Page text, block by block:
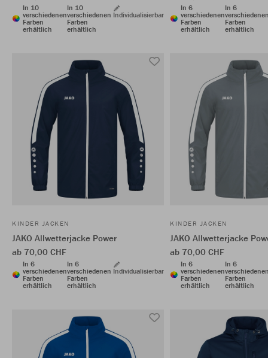
In 10
verschiedenen
Farben
erhältlich
In 10
verschiedenen
Farben
erhältlich
Individualisierbar
In 6
verschiedenen
Farben
erhältlich
In 6
Farben
erhältlich
KINDER JACKEN
JAKO Allwetterjacke Power
ab 70,00 CHF
In 6
verschiedenen
Farben
erhältlich
In 6
verschiedenen
Farben
erhältlich
Individualisierbar
KINDER JACKEN
JAKO Allwetterjacke
ab 70,00 CHF
In 6
verschiedenen
Farben
erhältlich
In 6
Farben
erhältlich